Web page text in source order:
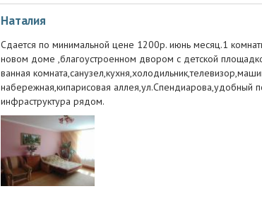
Наталия
Сдается по минимальной цене 1200р. июнь месяц.1
новом доме ,благоустроенном двором с детской
ванная
набережная,кипарисовая аллея,ул.Спендиарова,удобный
инфраструктура рядом.